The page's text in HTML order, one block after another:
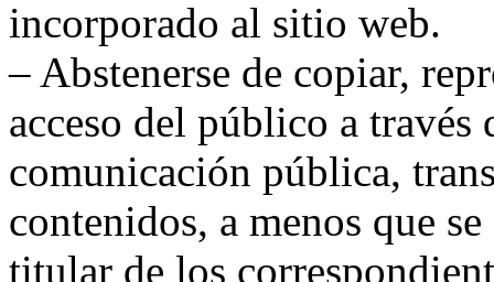
incorporado al sitio web.
– Abstenerse de copiar,
acceso del público a
comunicación pública,
contenidos, a menos que
titular de los